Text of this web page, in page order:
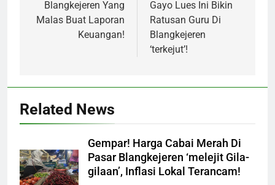
Blangkejeren Yang
Malas Buat Laporan
Keuangan!
Gayo Lues Ini Bikin
Ratusan Guru Di
Blangkejeren
‘terkejut’!
Related News
Gempar! Harga Cabai Merah Di
Pasar Blangkejeren ‘melejit Gila-
gilaan’, Inflasi Lokal Terancam!